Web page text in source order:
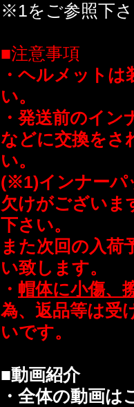
※1をご参照下
■注意事項
・ヘルメット
い。
・発送前のイ
などに交換をさ
い。
(※1)インナーパ
欠けがございま
下さい。
また次回の入荷
い致します。
・ 帽体に小傷、
為、返品等は受
いです。
■動画紹介
・全体の動画